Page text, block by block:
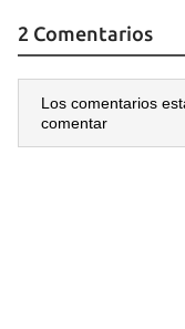
2 Comentarios
Los comentarios
comentar